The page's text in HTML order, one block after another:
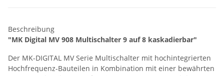
Beschreibung
"MK Digital MV 908 Multischalter 9 auf 8 kaskadierbar"
Der MK-DIGITAL MV Serie Multischalter mit hochintegrierten
Hochfrequenz-Bauteilen in Kombination mit einer bewährten